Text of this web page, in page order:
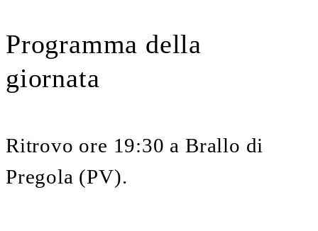
Programma della
giornata
Ritrovo ore 19:30 a Brallo di
Pregola (PV).